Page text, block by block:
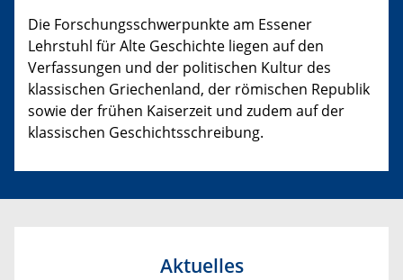
Die Forschungsschwerpunkte am Essener
Lehrstuhl für Alte Geschichte liegen auf den
Verfassungen und der politischen Kultur des
klassischen Griechenland, der römischen Republik
sowie der frühen Kaiserzeit und zudem auf der
klassischen Geschichtsschreibung.
Aktuelles